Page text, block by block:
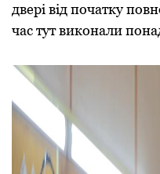
двері від початку
час тут виконали